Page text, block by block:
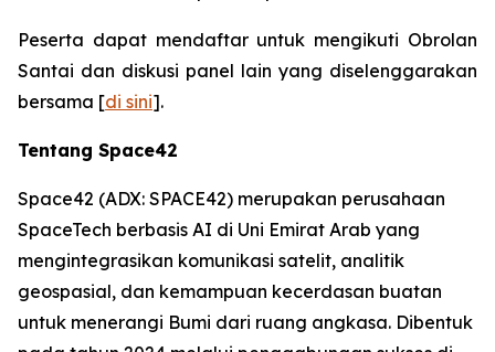
Peserta dapat mendaftar untuk mengikuti Obrolan
Santai dan diskusi panel lain yang diselenggarakan
bersama [di sini].
Tentang Space42
Space42 (ADX: SPACE42) merupakan perusahaan
SpaceTech berbasis AI di Uni Emirat Arab yang
mengintegrasikan komunikasi satelit, analitik
geospasial, dan kemampuan kecerdasan buatan
untuk menerangi Bumi dari ruang angkasa. Dibentuk